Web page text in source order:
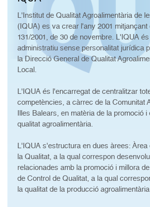
L'Institut de Qualitat Agroalimentària de
(IQUA) es va crear l'any 2001 mitjançant
131/2001, de 30 de novembre. L'IQUA
administratiu sense personalitat jurídica
la Direcció General de Qualitat
Local.
L'IQUA és l'encarregat de centralitzar
competències, a càrrec de la Comunitat
Illes Balears, en matèria de la promoció i
qualitat agroalimentària.
L'IQUA s'estructura en dues àrees: Àrea
la Qualitat, a la qual correspon
relacionades amb la promoció i millora
de Control de Qualitat, a la qual
la qualitat de la producció